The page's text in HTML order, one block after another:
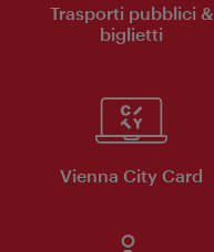
Trasporti pubblici &
biglietti
Vienna City Card